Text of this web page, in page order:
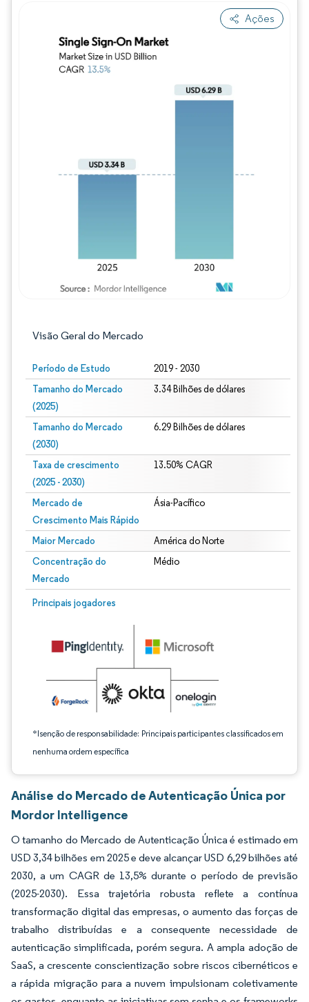
Ações
Visão Geral do Mercado
Período de Estudo 2019 - 2030
Tamanho do Mercado
(2025)
3.34 Bilhões de dólares
Tamanho do Mercado
(2030)
6.29 Bilhões de dólares
Taxa de crescimento
(2025 - 2030)
13.50% CAGR
Mercado de
Crescimento Mais Rápido
Ásia-Pacífico
Maior Mercado América do Norte
Concentração do
Mercado
Médio
Principais jogadores
*Isenção de responsabilidade: Principais participantes classificados em
nenhuma ordem específica
Imagem © Mordor Intelligence. O reuso requer atribuição conforme CC BY 4.0.
Imagem © Mordor Intelligence. O reuso
Análise do Mercado de Autenticação Única por
Mordor Intelligence
O tamanho do Mercado de Autenticação Única é estimado em
USD 3,34 bilhões em 2025 e deve alcançar USD 6,29 bilhões até
2030, a um CAGR de 13,5% durante o período de previsão
(2025-2030). Essa trajetória robusta reflete a contínua
transformação digital das empresas, o aumento das forças de
trabalho distribuídas e a consequente necessidade de
autenticação simplificada, porém segura. A ampla adoção de
SaaS, a crescente conscientização sobre riscos cibernéticos e
a rápida migração para a nuvem impulsionam coletivamente